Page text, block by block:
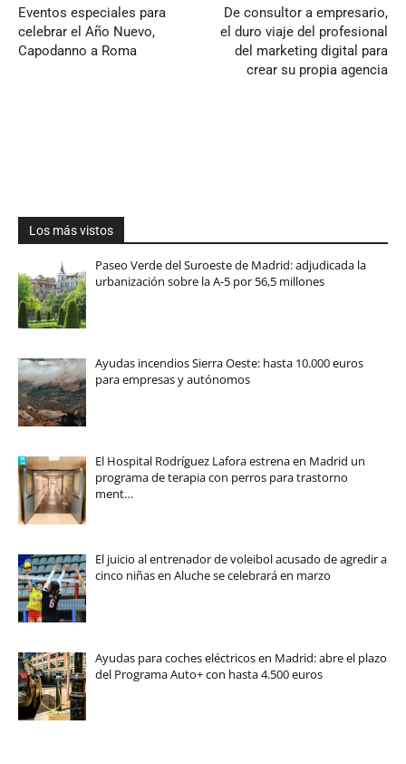
Eventos especiales para
celebrar el Año Nuevo,
Capodanno a Roma
De consultor a empresario,
el duro viaje del profesional
del marketing digital para
crear su propia agencia
Los más vistos
Paseo Verde del Suroeste de Madrid: adjudicada la
urbanización sobre la A-5 por 56,5 millones
Ayudas incendios Sierra Oeste: hasta 10.000 euros
para empresas y autónomos
El Hospital Rodríguez Lafora estrena en Madrid un
programa de terapia con perros para trastorno
ment…
El juicio al entrenador de voleibol acusado de agredir a
cinco niñas en Aluche se celebrará en marzo
Ayudas para coches eléctricos en Madrid: abre el plazo
del Programa Auto+ con hasta 4.500 euros